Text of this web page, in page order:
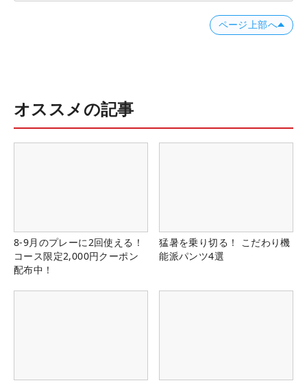
ページ上部へ
オススメの記事
8-9月のプレーに2回使える！
コース限定2,000円クーポン
配布中！
猛暑を乗り切る！ こだわり機
能派パンツ4選